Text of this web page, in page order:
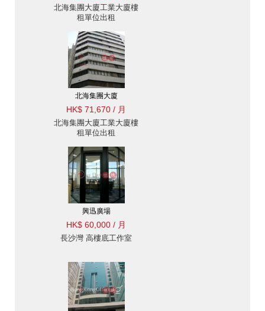
北海集團大廈工業大廈樓
租單位出租
北海集團大廈
HK$ 71,670 / 月
北海集團大廈工業大廈樓
租單位出租
興迅廣場
HK$ 60,000 / 月
長沙灣 高樓底工作室